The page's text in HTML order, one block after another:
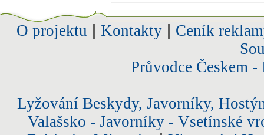
O projektu Kontakty| Ceník
Průvodce Českem
Lyžování Beskydy, Javorníky,
Valašsko - Javorníky - Vsetínské